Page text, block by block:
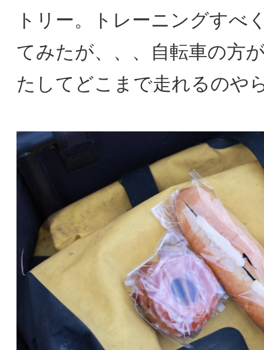
トリー。トレーニングすべ
てみたが、、、自転車の方
たしてどこまで走れるのや